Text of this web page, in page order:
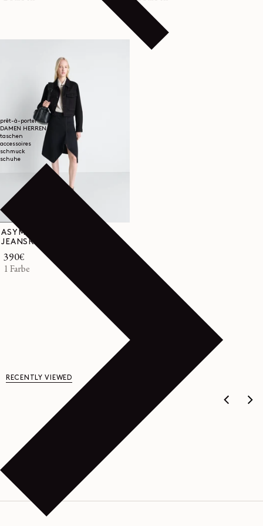
prêt-à-porter
DAMEN
HERREN
taschen
accessoires
schmuck
schuhe
ASYMMETRISCHER
JEANSROCK
Normaler
Preis
390€
1 Farbe
RECENTLY VIEWED